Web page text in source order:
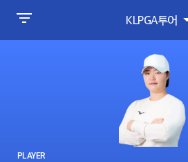
KLPGA투어
PLAYER